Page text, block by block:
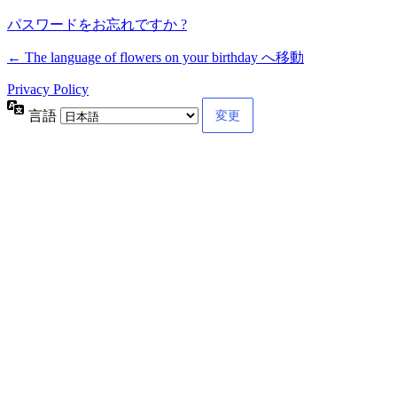
パスワードをお忘れですか ?
← The language of flowers on your birthday へ移動
Privacy Policy
言語